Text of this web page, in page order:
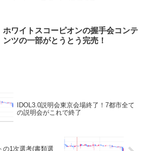
ホワイトスコーピオンの握手会コンテ
ンツの一部がとうとう完売！
IDOL3.0説明会東京会場終了！7都市全て
の説明会がこれで終了
の1次選考(書類選